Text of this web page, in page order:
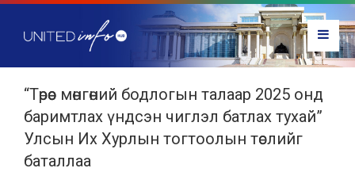
“Төрөөс мөнгөний бодлогын талаар 2025 онд
баримтлах үндсэн чиглэл батлах тухай”
Улсын Их Хурлын тогтоолын төслийг
баталлаа